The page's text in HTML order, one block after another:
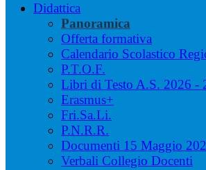
Didattica
Panoramica
Offerta formativa
Calendario Scolastico
P.T.O.F.
Libri di Testo A.S. 2026 -
Erasmus+
Fri.Sa.Li.
P.N.R.R.
Documenti 15 Maggio
Verbali Collegio Docenti